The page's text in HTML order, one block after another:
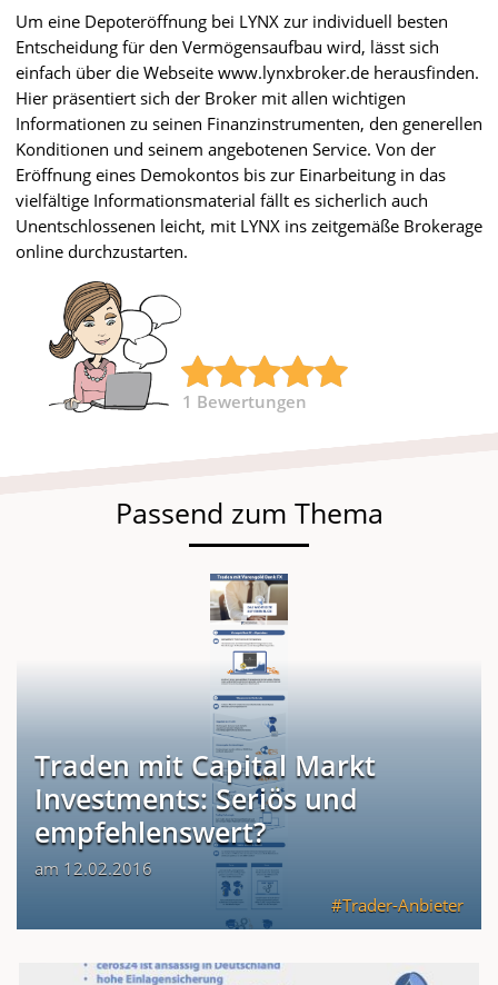
Um eine Depoteröffnung bei LYNX zur individuell besten
Entscheidung für den Vermögensaufbau wird, lässt sich
einfach über die Webseite www.lynxbroker.de herausfinden.
Hier präsentiert sich der Broker mit allen wichtigen
Informationen zu seinen Finanzinstrumenten, den generellen
Konditionen und seinem angebotenen Service. Von der
Eröffnung eines Demokontos bis zur Einarbeitung in das
vielfältige Informationsmaterial fällt es sicherlich auch
Unentschlossenen leicht, mit LYNX ins zeitgemäße Brokerage
online durchzustarten.
1 Bewertungen
Passend zum Thema
Traden mit Capital Markt
Investments: Seriös und
empfehlenswert?
am 12.02.2016
Trader-Anbieter